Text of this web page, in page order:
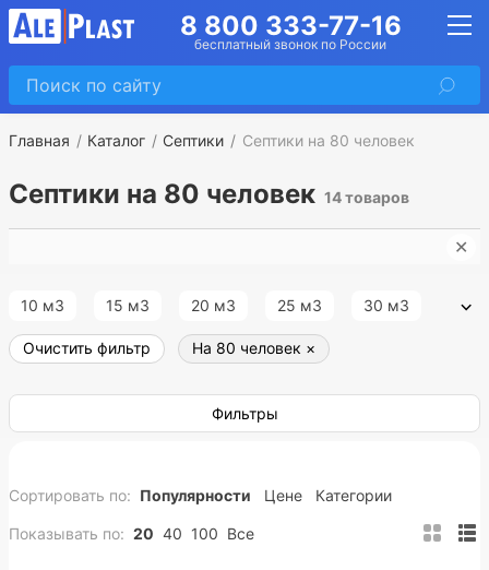
8 800 333-77-16
бесплатный звонок по России
Главная Каталог Септики Септики на 80 человек
Септики на 80 человек 14 товаров
✕
10 м3 15 м3 20 м3 25 м3 30 м3
35 м3 40 м3 45 м3 50 м3
60 м3 70 м3 80 м3 100 м3
Полипропиленовые Накопительные
Промышленные На заказ
Очистить фильтр На 80 человек ×
Фильтры
Сортировать по: Популярности Цене Категории
Показывать по: 20 40 100 Все